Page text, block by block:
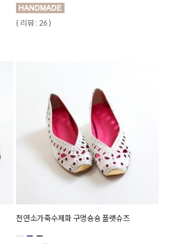
( 리뷰 : 26 )
천연소가죽수제화 구멍숑숑 플랫슈즈